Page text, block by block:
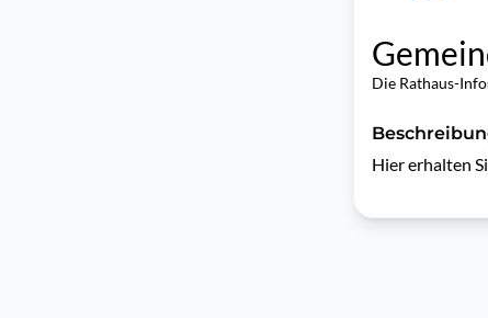
Die Rathaus-
Hier erhalten